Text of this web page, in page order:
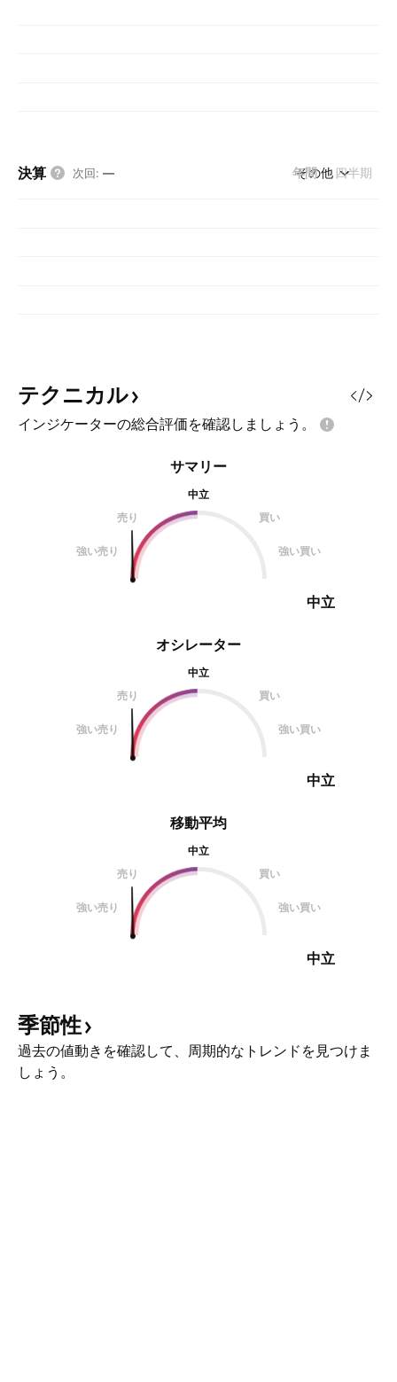
決算 次回: — 年間 四半期
その他
テクニカル
インジケーターの総合評価を確認しましょう。
オシレーター
中立
売り
買い
強い売り 強い買い
中立
サマリー
中立
売り
買い
強い売り 強い買い
中立
移動平均
中立
売り
買い
強い売り 強い買い
中立
季節性
過去の値動きを確認して、周期的なトレンドを見つけま
しょう。